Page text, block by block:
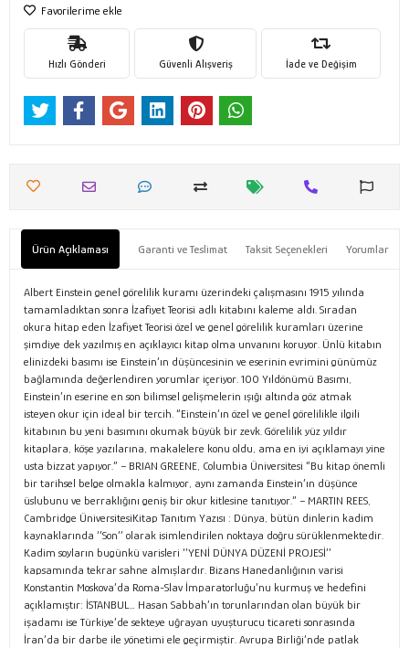
Favorilerime ekle
Hızlı Gönderi Güvenli Alışveriş İade ve Değişim
Ürün Açıklaması Garanti ve Teslimat Taksit Seçenekleri Yorumlar
Albert Einstein genel görelilik kuramı üzerindeki çalışmasını 1915 yılında
tamamladıktan sonra İzafiyet Teorisi adlı kitabını kaleme aldı. Sıradan
okura hitap eden İzafiyet Teorisi özel ve genel görelilik kuramları üzerine
şimdiye dek yazılmış en açıklayıcı kitap olma unvanını koruyor. Ünlü kitabın
elinizdeki basımı ise Einstein’ın düşüncesinin ve eserinin evrimini günümüz
bağlamında değerlendiren yorumlar içeriyor. 100 Yıldönümü Basımı,
Einstein’ın eserine en son bilimsel gelişmelerin ışığı altında göz atmak
isteyen okur için ideal bir tercih. “Einstein’ın özel ve genel görelilikle ilgili
kitabının bu yeni basımını okumak büyük bir zevk. Görelilik yüz yıldır
kitaplara, köşe yazılarına, makalelere konu oldu, ama en iyi açıklamayı yine
usta bizzat yapıyor.” − BRIAN GREENE, Columbia Üniversitesi “Bu kitap önemli
bir tarihsel belge olmakla kalmıyor, aynı zamanda Einstein’ın düşünce
üslubunu ve berraklığını geniş bir okur kitlesine tanıtıyor.” − MARTIN REES,
Cambridge ÜniversitesiKitap Tanıtım Yazısı : Dünya, bütün dinlerin kadim
kaynaklarında ‘’Son’’ olarak isimlendirilen noktaya doğru sürüklenmektedir.
Kadim soyların bugünkü varisleri ‘’YENİ DÜNYA DÜZENİ PROJESİ’’
kapsamında tekrar sahne almışlardır. Bizans Hanedanlığının varisi
Konstantin Moskova’da Roma-Slav İmparatorluğu’nu kurmuş ve hedefini
açıklamıştır: İSTANBUL… Hasan Sabbah’ın torunlarından olan büyük bir
işadamı ise Türkiye’de sekteye uğrayan uyuşturucu ticareti sonrasında
İran’da bir darbe ile yönetimi ele geçirmiştir. Avrupa Birliği’nde patlak